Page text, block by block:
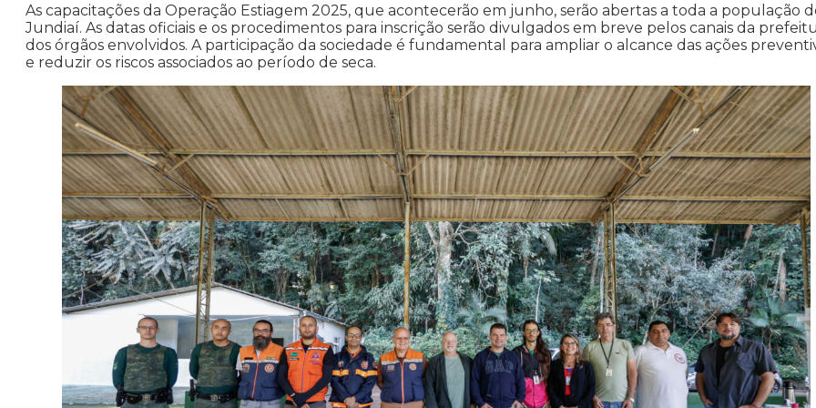
As capacitações da Operação Estiagem 2025, que acontecerão em junho, serão abertas a toda a população
Jundiaí. As datas oficiais e os procedimentos para inscrição serão divulgados em breve pelos canais da
dos órgãos envolvidos. A participação da sociedade é fundamental para ampliar o alcance das ações
e reduzir os riscos associados ao período de seca.